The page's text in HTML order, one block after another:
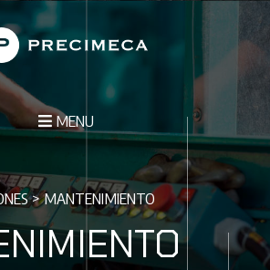
MENU
>MANTENIMIENTO